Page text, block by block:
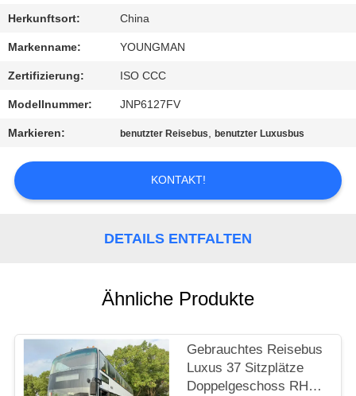
SIE
MIT
UNS
IN
VERBINDUNG
FORDERN
SIE EIN
DATENSCHUTZRICHTLINIE
Herkunftsort: China
Markenname: YOUNGMAN
Zertifizierung: ISO CCC
Modellnummer: JNP6127FV
Markieren: benutzter Reisebus,benutzter Luxusbus
KONTAKT!
DETAILS ENTFALTEN
Ähnliche Produkte
Gebrauchtes Reisebus
Luxus 37 Sitzplätze
Doppelgeschoss RHD